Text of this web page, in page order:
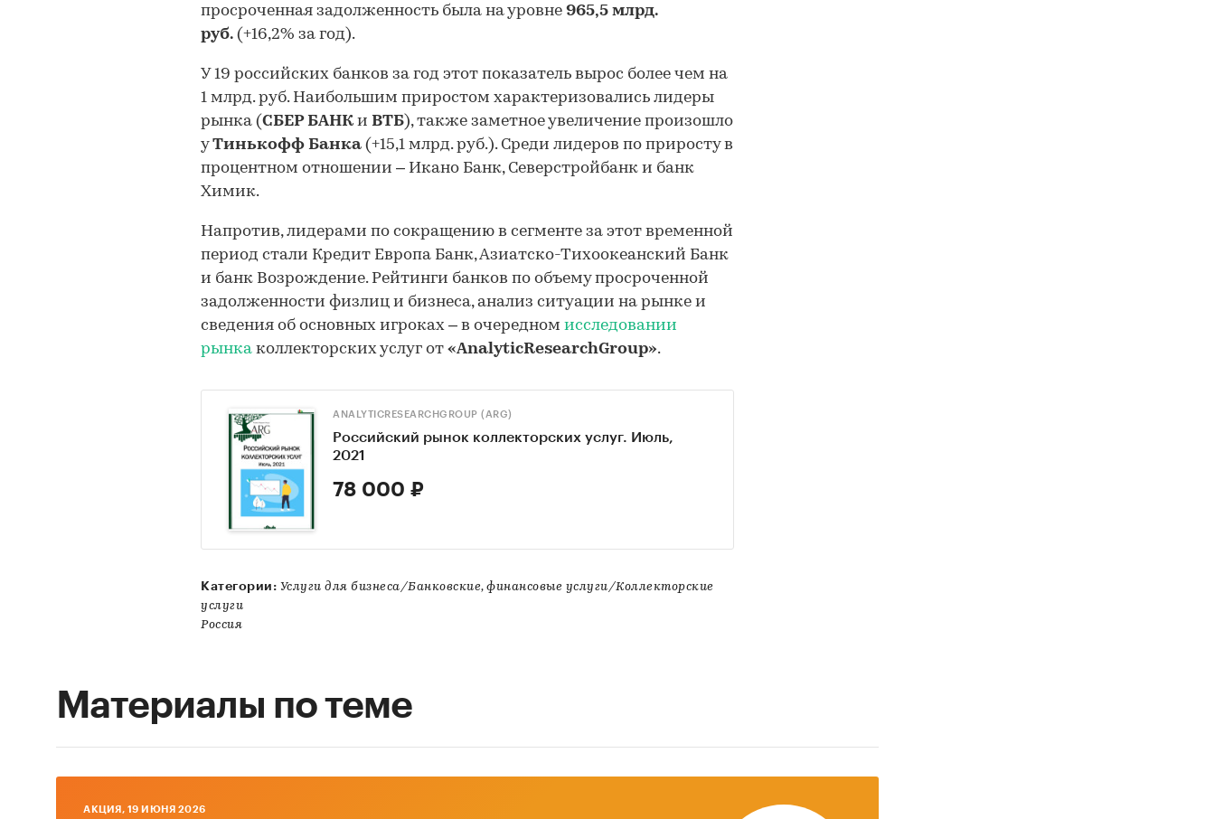
просроченная задолженность была на уровне 965,5 млрд.
руб. (+16,2% за год).
У 19 российских банков за год этот показатель вырос более чем на
1 млрд. руб. Наибольшим приростом характеризовались лидеры
рынка (СБЕР БАНК и ВТБ), также заметное увеличение произошло
уТинькофф Банка (+15,1 млрд. руб.). Среди лидеров по приросту в
процентном отношении – Икано Банк, Северстройбанк и банк
Химик.
Напротив, лидерами по сокращению в сегменте за этот временной
период стали Кредит Европа Банк, Азиатско-Тихоокеанский Банк
и банк Возрождение. Рейтинги банков по объему просроченной
задолженности физлиц и бизнеса, анализ ситуации на рынке и
сведения об основных игроках – в очередном исследовании
рынка коллекторских услуг от «AnalyticResearchGroup».
ANALYTICRESEARCHGROUP (ARG)
Российский рынок коллекторских услуг. Июль,
2021
78 000 ₽
Категории: Услуги для бизнеса/Банковские, финансовые услуги/Коллекторские
услуги
Россия
Материалы по теме
AКЦИЯ, 19 ИЮНЯ 2026